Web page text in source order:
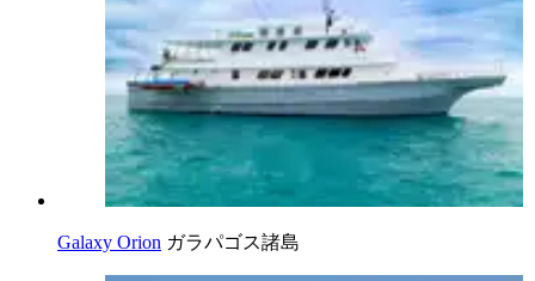
Galaxy Orion ガラパゴス諸島